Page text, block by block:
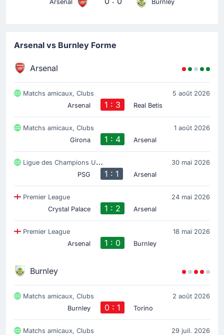
Arsenal Burnley
Arsenal vs Burnley Forme
Arsenal
Matchs amicaux, Clubs
5 août 2026
Arsenal
1 : 3 Real Betis
Matchs amicaux, Clubs
1 août 2026
Girona
1 : 4 Arsenal
Ligue des Champions UEFA
30 mai 2026
PSG
1 : 1 Arsenal
Premier League
24 mai 2026
Crystal Palace
1 : 2 Arsenal
Premier League
18 mai 2026
Arsenal
1 : 0 Burnley
Burnley
Matchs amicaux, Clubs
2 août 2026
Burnley
0 : 1 Torino
Matchs amicaux, Clubs
29 juil. 2026